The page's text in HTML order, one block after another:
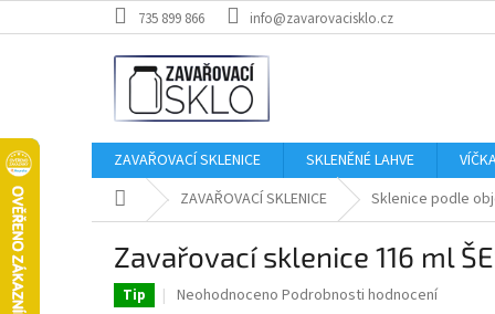
na
735 899 866 info@zavarovacisklo.cz
ZAVAŘOVACÍ SKLENICE SKLENĚNÉ LAHVE
Domů ZAVAŘOVACÍ SKLENICE Sklenice podle
Zavařovací sklenice 116 ml
Tip
Průměrné
Neohodnoceno Podrobnosti hodnocení